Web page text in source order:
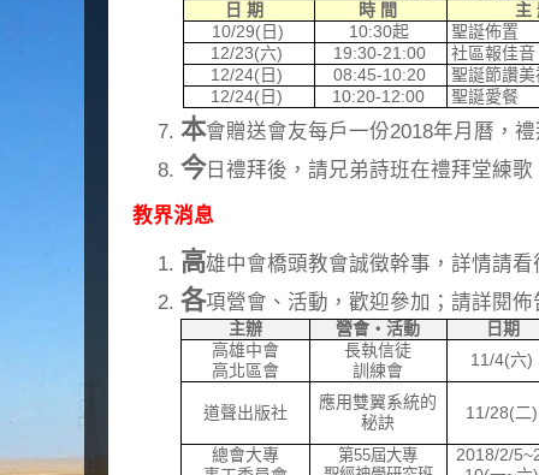
日 期
時 間 主
10/29(日) 10:30起
聖誕佈置
12/23(六) 19:30-21:00
社區報佳音
12/24(日) 08:45-10:20
聖誕節讚美
12/24(日) 10:20-12:00 聖誕愛餐
本會贈送會友每戶一份2018年月曆，
今日禮拜後，請兄弟詩班在禮拜堂練歌
教界消息
高雄中會橋頭教會誠徵幹事，詳情請
各項營會、活動，歡迎參加；請詳閱佈
主辦 營會‧活動 日期
高雄中會
高北區會
長執信徒
訓練會
11/4(六)
道聲出版社
應用雙翼系統的
秘訣
11/28(二)
總會大專
第55屆大專
2018/2/